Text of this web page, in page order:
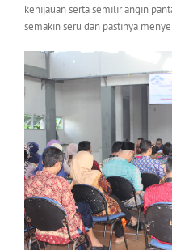
kehijauan serta semilir angin
semakin seru dan pastinya